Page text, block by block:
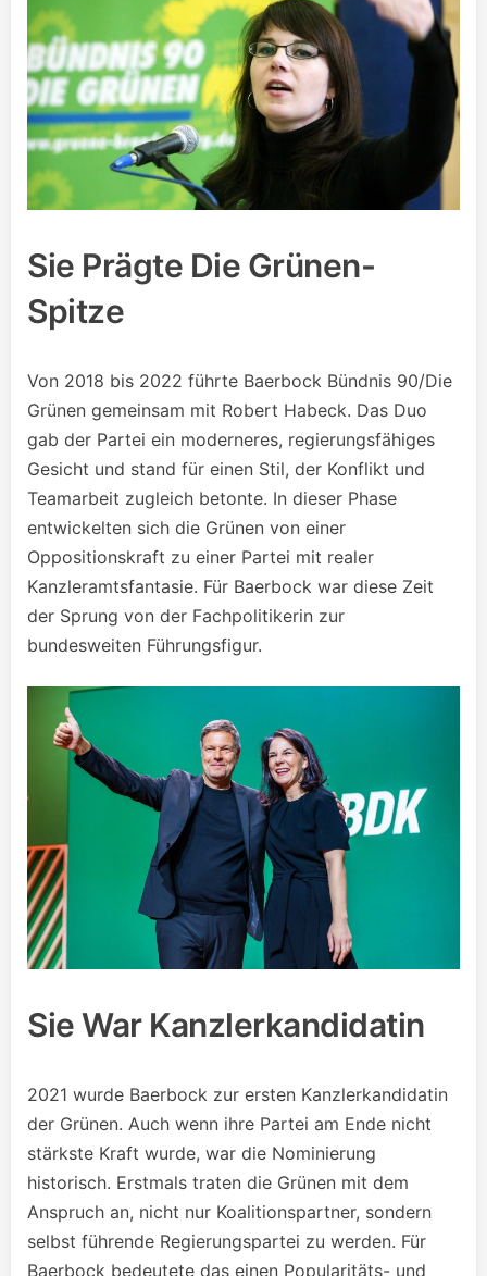
Sie Prägte Die Grünen-
Spitze
Von 2018 bis 2022 führte Baerbock Bündnis 90/Die
Grünen gemeinsam mit Robert Habeck. Das Duo
gab der Partei ein moderneres, regierungsfähiges
Gesicht und stand für einen Stil, der Konflikt und
Teamarbeit zugleich betonte. In dieser Phase
entwickelten sich die Grünen von einer
Oppositionskraft zu einer Partei mit realer
Kanzleramtsfantasie. Für Baerbock war diese Zeit
der Sprung von der Fachpolitikerin zur
bundesweiten Führungsfigur.
Sie War Kanzlerkandidatin
2021 wurde Baerbock zur ersten Kanzlerkandidatin
der Grünen. Auch wenn ihre Partei am Ende nicht
stärkste Kraft wurde, war die Nominierung
historisch. Erstmals traten die Grünen mit dem
Anspruch an, nicht nur Koalitionspartner, sondern
selbst führende Regierungspartei zu werden. Für
Baerbock bedeutete das einen Popularitäts- und